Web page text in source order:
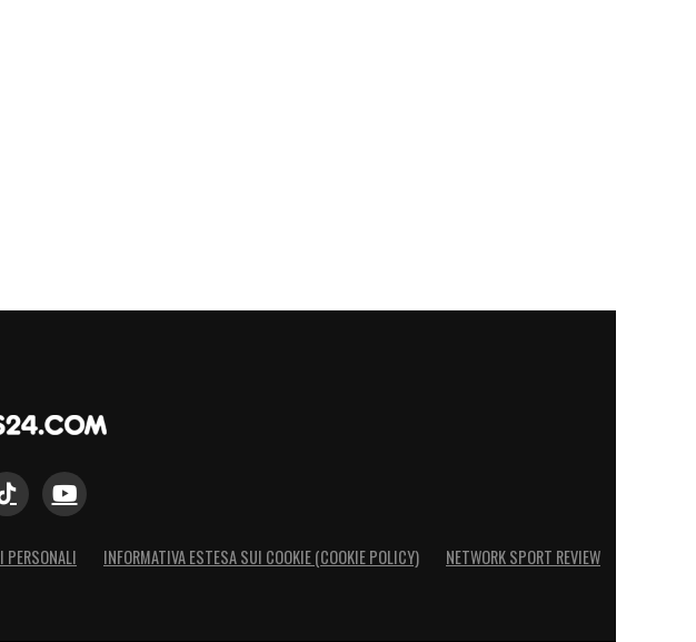
PERSONALI INFORMATIVA ESTESA SUI COOKIE (COOKIE POLICY) NETWORK SPORT REVIEW